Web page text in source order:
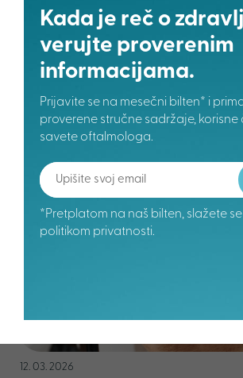
Povezani članci
12. 03. 2026
Kada je reč o
verujte proverenim
informacijama.
Prijavite se na mesečni bilten* i
proverene stručne sadržaje, korisne
savete oftalmologa.
*Pretplatom na naš bilten, slažete
politikom privatnosti.